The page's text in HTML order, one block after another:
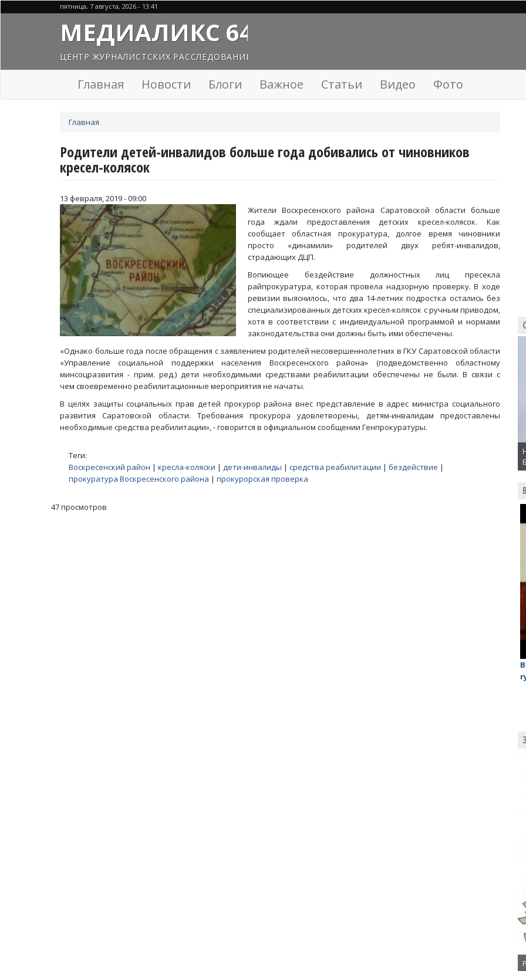
пятница, 7 августа, 2026 - 13:41
МЕДИАЛИКС 64
ЦЕНТР ЖУРНАЛИСТСКИХ РАССЛЕДОВАНИЙ
Главная Новости Блоги Важное Статьи Видео Фото
здесь
Главная
Родители детей-инвалидов больше года добивались от чиновников
кресел-колясок
13 февраля, 2019 - 09:00
Жители Воскресенского района Саратовской области больше
года ждали предоставления детских кресел-колясок. Как
сообщает областная прокуратура, долгое время чиновники
просто «динамили» родителей двух ребят-инвалидов,
страдающих ДЦП.
Вопиющее бездействие должностных лиц пресекла
райпрокуратура, которая провела надзорную проверку. В ходе
ревизии выяснилось, что два 14-летних подростка остались без
специализированных детских кресел-колясок с ручным приводом,
хотя в соответствии с индивидуальной программой и нормами
законодательства они должны быть ими обеспечены.
«Однако больше года после обращения с заявлением родителей несовершеннолетних в ГКУ Саратовской области
«Управление социальной поддержки населения Воскресенского района» (подведомственно областному
минсоцразвития - прим. ред.) дети необходимыми средствами реабилитации обеспечены не были. В связи с
чем своевременно реабилитационные мероприятия не начаты.
В целях защиты социальных прав детей прокурор района внес представление в адрес министра социального
развития Саратовской области. Требования прокурора удовлетворены, детям-инвалидам предоставлены
необходимые средства реабилитации», - говорится в официальном сообщении Генпрокуратуры.
Теги:
Воскресенский район | кресла-коляски | дети-инвалиды | средства реабилитации | бездействие |
прокуратура Воскресенского района | прокурорская проверка
47 просмотров